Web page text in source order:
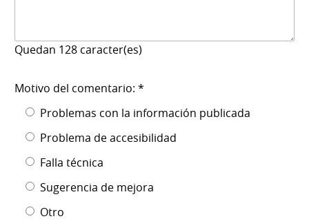
Quedan 128 caracter(es)
Motivo del comentario: *
Problemas con la información publicada
Problema de accesibilidad
Falla técnica
Sugerencia de mejora
Otro